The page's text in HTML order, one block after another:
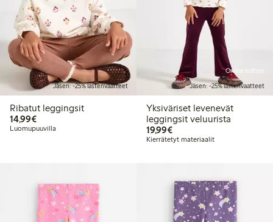
Jäsen: -25% lastenvaatteet
Ribatut leggingsit
14,99€14,99 €
Luomupuuvilla
Online edition
Jäsen: -25% lastenvaatteet
Yksiväriset levenevät
leggingsit veluurista
19,99€19,99 €
Kierrätetyt materiaalit